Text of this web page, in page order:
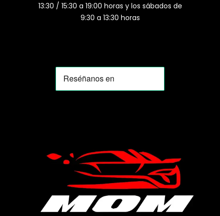
13:30 / 15:30 a 19:00 horas y los sábados de
9:30 a 13:30 horas